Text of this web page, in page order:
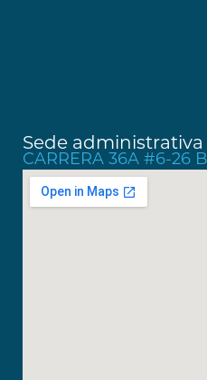
Sede administrativa
CARRERA 36A #6-26